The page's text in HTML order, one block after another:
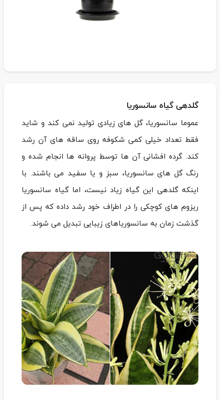
گلدهی گیاه سانسوریا
عموما سانسوریا، گل های زیادی تولید نمی کند و شاید
فقط تعداد خیلی کمی شکوفه روی ساقه های آن رشد
کند. گرده افشانی آن ها توسط پروانه ها انجام شده و
رنگ گل های سانسوریا، سبز و یا سفید می باشند. با
اینکه گلدهی این گیاه زیاد نیست، اما گیاه سانسوریا
ریزوم های کوچکی را در اطراف خود رشد داده که پس از
گذشت زمان به سانسوریاهای زیبایی تبدیل می شوند.